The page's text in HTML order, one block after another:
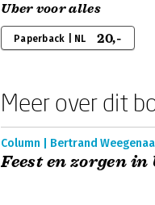
Uber voor alles
Paperback | NL 20,-
Meer over dit
Column | Bertrand
Feest en zorgen